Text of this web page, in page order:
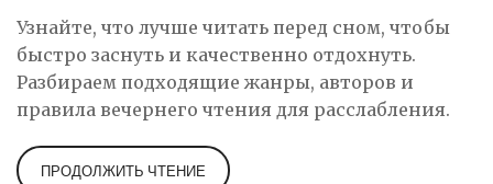
Узнайте, что лучше читать перед сном, чтобы
быстро заснуть и качественно отдохнуть.
Разбираем подходящие жанры, авторов и
правила вечернего чтения для расслабления.
ПРОДОЛЖИТЬ ЧТЕНИЕ